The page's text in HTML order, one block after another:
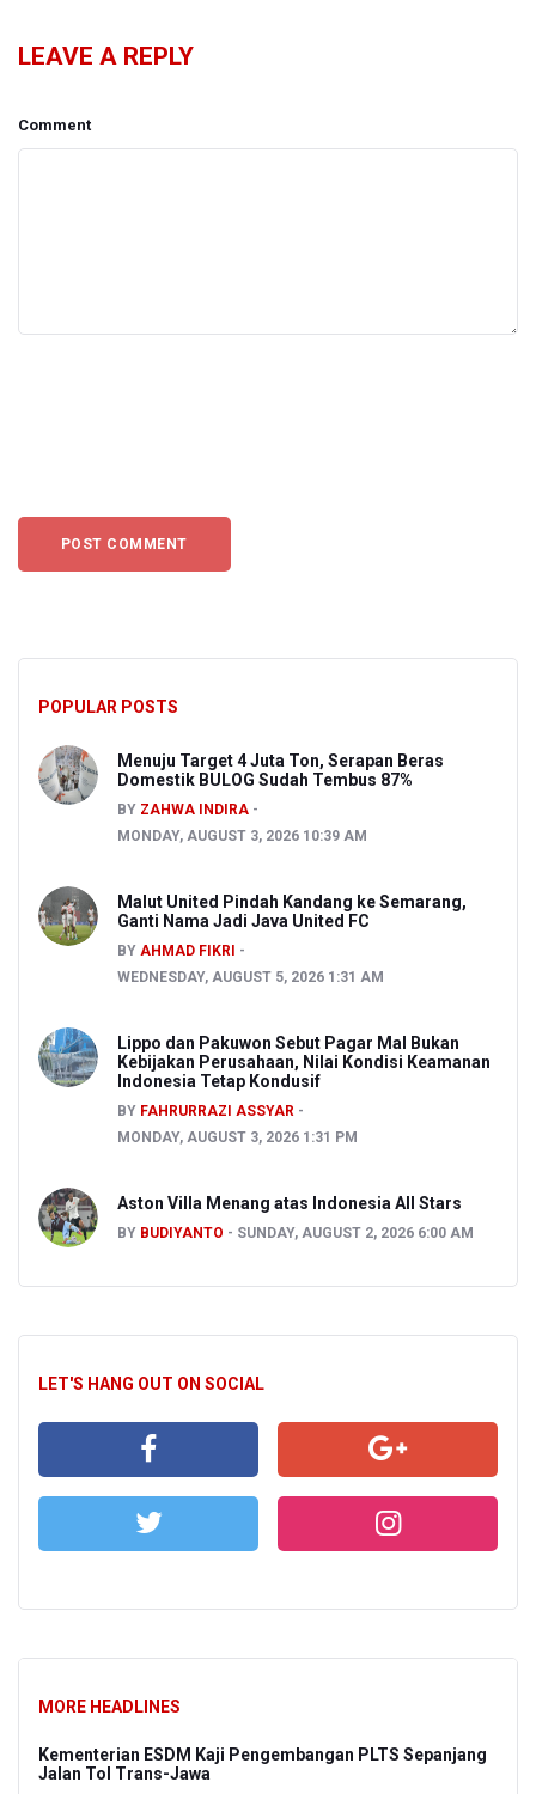
LEAVE A REPLY
Comment
POPULAR POSTS
Menuju Target 4 Juta Ton, Serapan Beras
Domestik BULOG Sudah Tembus 87%
BY ZAHWA INDIRA
MONDAY, AUGUST 3, 2026 10:39 AM
Malut United Pindah Kandang ke Semarang,
Ganti Nama Jadi Java United FC
BY AHMAD FIKRI
WEDNESDAY, AUGUST 5, 2026 1:31 AM
Lippo dan Pakuwon Sebut Pagar Mal Bukan
Kebijakan Perusahaan, Nilai Kondisi Keamanan
Indonesia Tetap Kondusif
BY FAHRURRAZI ASSYAR
MONDAY, AUGUST 3, 2026 1:31 PM
Aston Villa Menang atas Indonesia All Stars
BY BUDIYANTO SUNDAY, AUGUST 2, 2026 6:00 AM
LET'S HANG OUT ON SOCIAL
MORE HEADLINES
Kementerian ESDM Kaji Pengembangan PLTS Sepanjang
Jalan Tol Trans-Jawa